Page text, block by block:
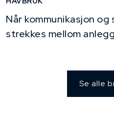
Når kommunikasjon
strekkes mellom
Se alle